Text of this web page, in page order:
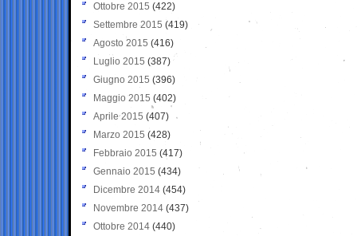
Ottobre 2015 (422)
Settembre 2015 (419)
Agosto 2015 (416)
Luglio 2015 (387)
Giugno 2015 (396)
Maggio 2015 (402)
Aprile 2015 (407)
Marzo 2015 (428)
Febbraio 2015 (417)
Gennaio 2015 (434)
Dicembre 2014 (454)
Novembre 2014 (437)
Ottobre 2014 (440)